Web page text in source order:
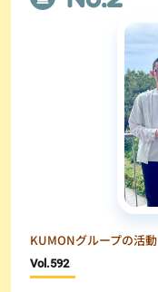
KUMONグループの活動
Vol.592